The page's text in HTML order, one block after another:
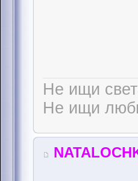
Не ищи
Не ищи